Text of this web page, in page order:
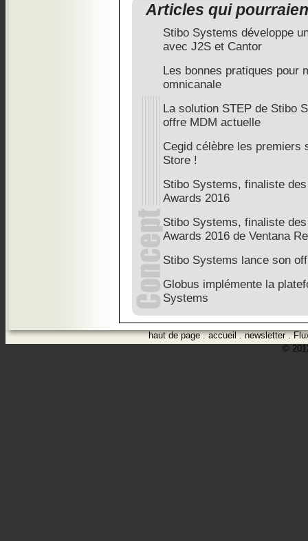
Articles qui
Stibo Systems développe
avec J2S et Cantor
Les bonnes pratiques pour
omnicanale
La solution STEP de Stibo
offre MDM actuelle
Cegid célèbre les premiers
Store !
Stibo Systems, finaliste
Awards 2016
Stibo Systems, finaliste
Awards 2016 de Ventana
Stibo Systems lance son
Globus implémente la
Systems
haut de page.accueil.newsletter.
©